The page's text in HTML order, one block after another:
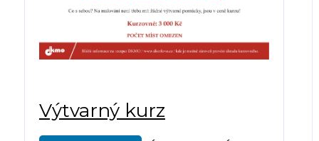
Výtvarný kurz